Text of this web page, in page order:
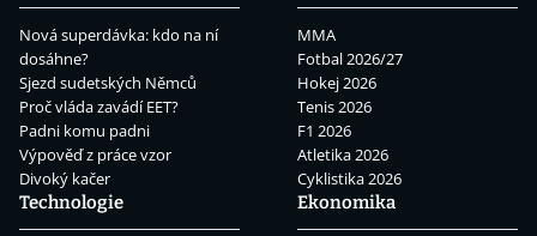
Nová superdávka: kdo na ní
dosáhne?
Sjezd sudetských Němců
Proč vláda zavádí EET?
Padni komu padni
Výpověď z práce vzor
Divoký kačer
MMA
Fotbal 2026/27
Hokej 2026
Tenis 2026
F1 2026
Atletika 2026
Cyklistika 2026
Technologie
Ekonomika